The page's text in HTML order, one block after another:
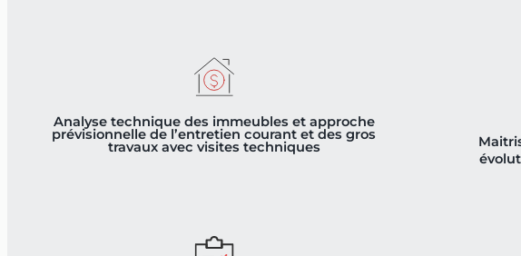
Analyse technique des immeubles et approche
prévisionnelle de l’entretien courant et des gros
travaux avec visites techniques